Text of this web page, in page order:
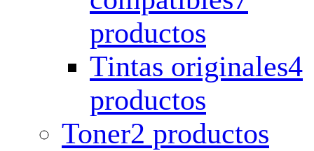
productos
Tintas originales4
productos
Toner2 productos